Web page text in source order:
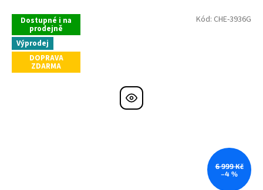
Dostupné i na
prodejně
Výprodej
DOPRAVA
ZDARMA
6 999 Kč
–4 %
Kód: CHE-3936G